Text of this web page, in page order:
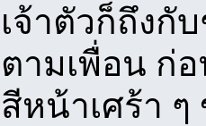
เจ้าตัวก็ถึงกั
ตามเพื่อน ก่
สีหน้าเศร้า